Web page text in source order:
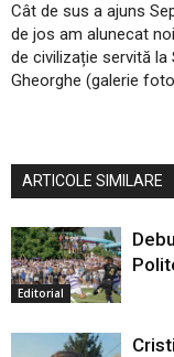
Cât de sus a ajuns
de jos am alunecat
de civilizație servită la
Gheorghe (galerie
ARTICOLE SIMILARE
Editorial